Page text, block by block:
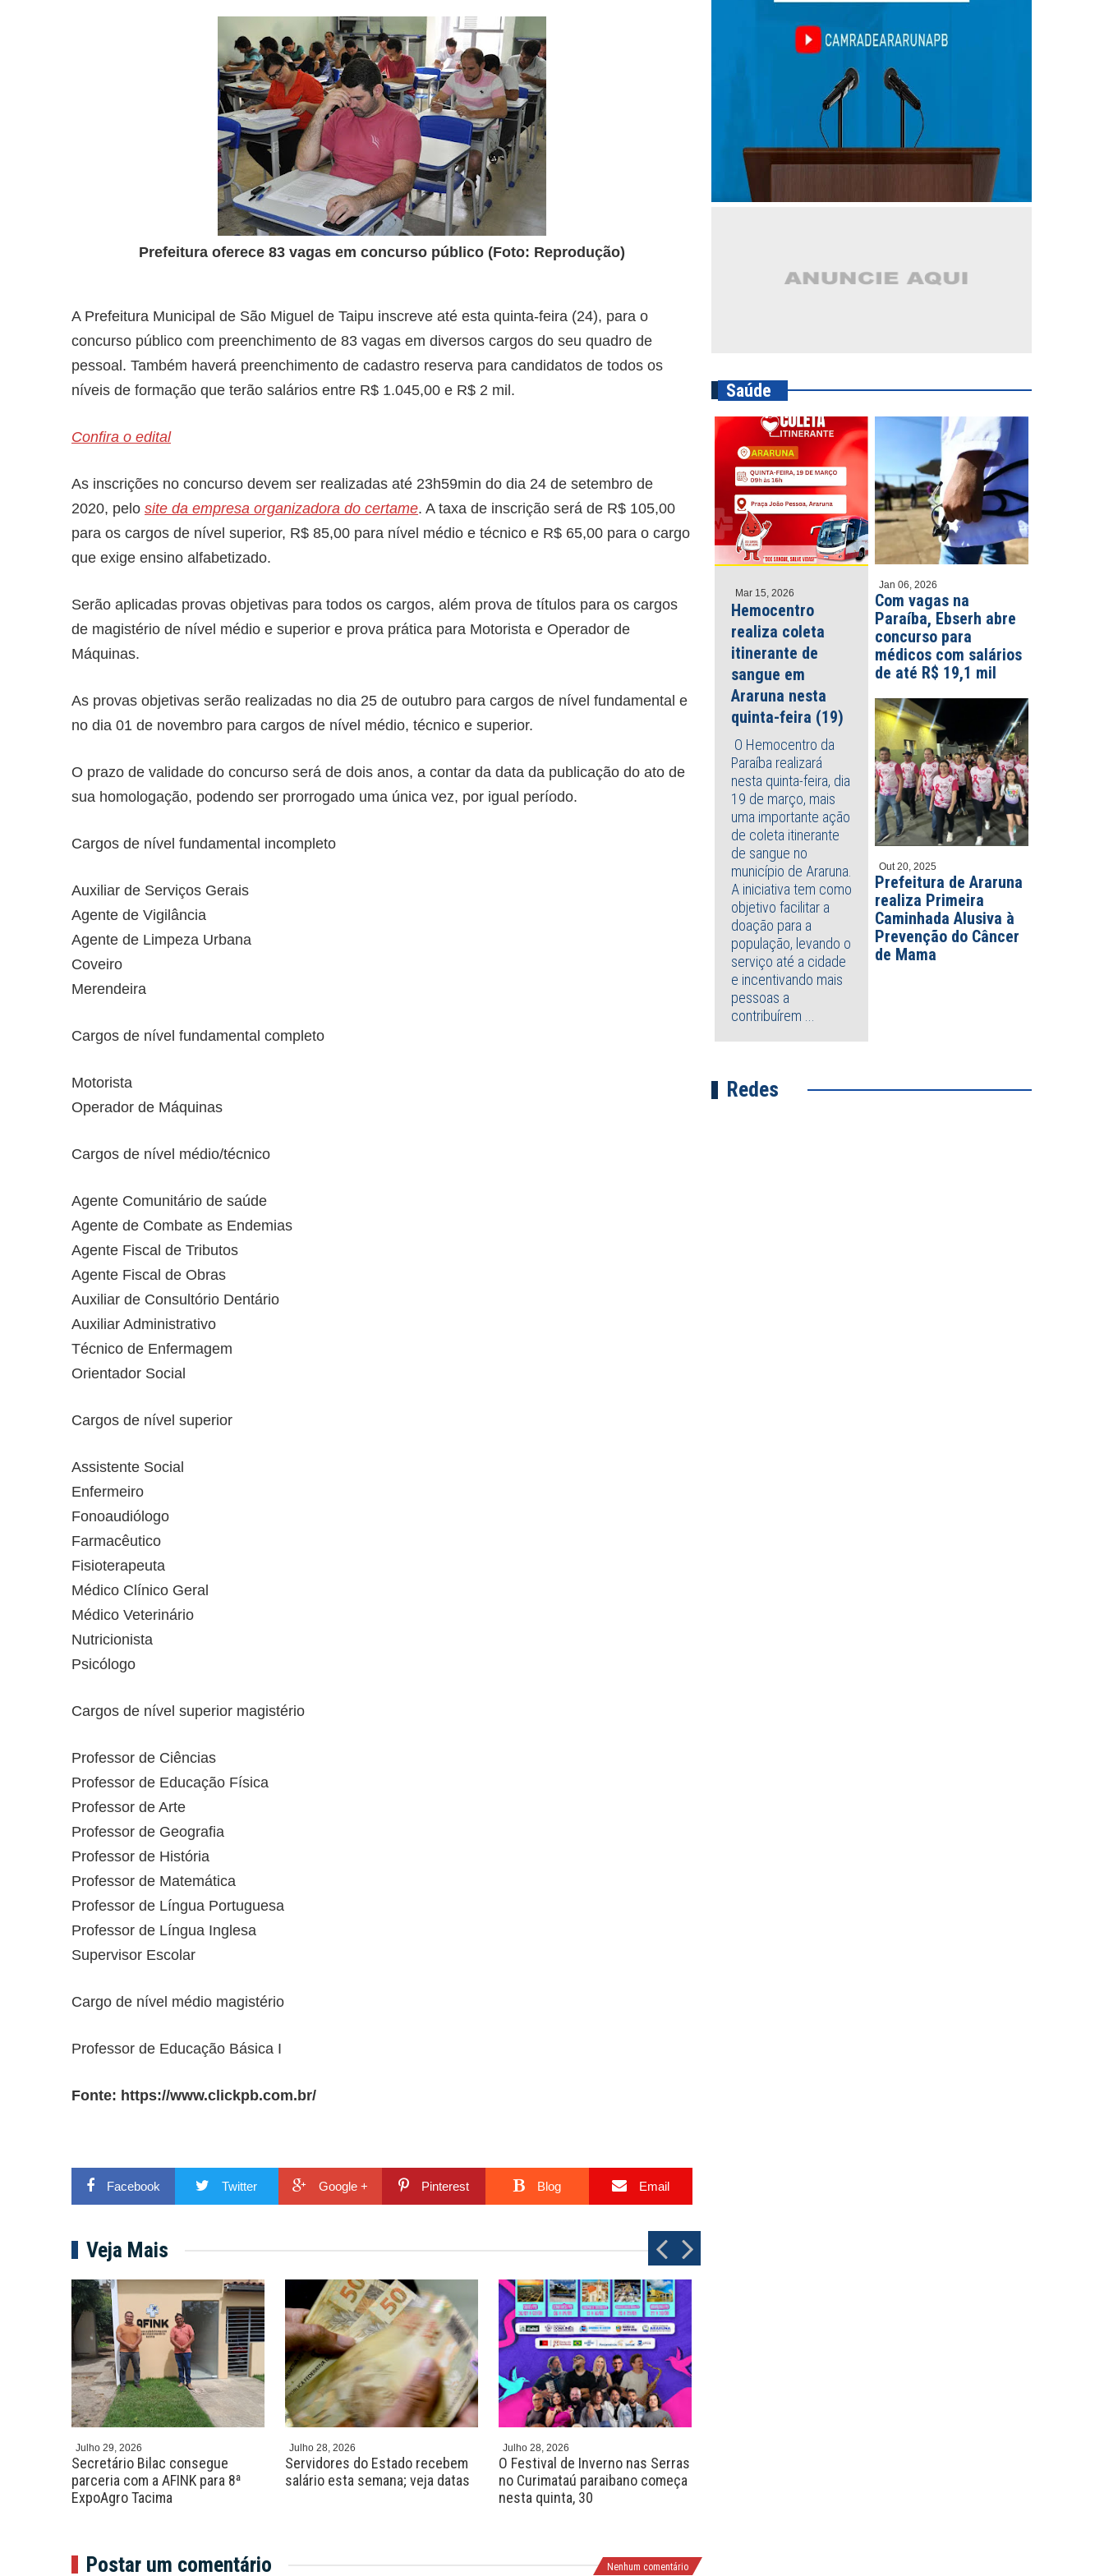
Prefeitura oferece 83 vagas em concurso público (Foto: Reprodução)
A Prefeitura Municipal de São Miguel de Taipu inscreve até esta quinta-feira (24), para o
concurso público com preenchimento de 83 vagas em diversos cargos do seu quadro de
pessoal. Também haverá preenchimento de cadastro reserva para candidatos de todos os
níveis de formação que terão salários entre R$ 1.045,00 e R$ 2 mil.
Confira o edital
As inscrições no concurso devem ser realizadas até 23h59min do dia 24 de setembro de
2020, pelo site da empresa organizadora do certame. A taxa de inscrição será de R$ 105,00
para os cargos de nível superior, R$ 85,00 para nível médio e técnico e R$ 65,00 para o cargo
que exige ensino alfabetizado.
Serão aplicadas provas objetivas para todos os cargos, além prova de títulos para os cargos
de magistério de nível médio e superior e prova prática para Motorista e Operador de
Máquinas.
As provas objetivas serão realizadas no dia 25 de outubro para cargos de nível fundamental e
no dia 01 de novembro para cargos de nível médio, técnico e superior.
O prazo de validade do concurso será de dois anos, a contar da data da publicação do ato de
sua homologação, podendo ser prorrogado uma única vez, por igual período.
Cargos de nível fundamental incompleto
Auxiliar de Serviços Gerais
Agente de Vigilância
Agente de Limpeza Urbana
Coveiro
Merendeira
Cargos de nível fundamental completo
Motorista
Operador de Máquinas
Cargos de nível médio/técnico
Agente Comunitário de saúde
Agente de Combate as Endemias
Agente Fiscal de Tributos
Agente Fiscal de Obras
Auxiliar de Consultório Dentário
Auxiliar Administrativo
Técnico de Enfermagem
Orientador Social
Cargos de nível superior
Assistente Social
Enfermeiro
Fonoaudiólogo
Farmacêutico
Fisioterapeuta
Médico Clínico Geral
Médico Veterinário
Nutricionista
Psicólogo
Cargos de nível superior magistério
Professor de Ciências
Professor de Educação Física
Professor de Arte
Professor de Geografia
Professor de História
Professor de Matemática
Professor de Língua Portuguesa
Professor de Língua Inglesa
Supervisor Escolar
Cargo de nível médio magistério
Professor de Educação Básica I
Fonte: https://www.clickpb.com.br/
Facebook Twitter Google + Pinterest Blog Email
Veja Mais
Julho 29, 2026
Secretário Bilac consegue
parceria com a AFINK para 8ª
ExpoAgro Tacima
Julho 28, 2026
Servidores do Estado recebem
salário esta semana; veja datas
Julho 28, 2026
O Festival de Inverno nas Serras
no Curimataú paraibano começa
nesta quinta, 30
P
r
e
v
N
x
t
Postar um comentário Nenhum comentário
Saúde
Mar 15, 2026
Hemocentro
realiza coleta
itinerante de
sangue em
Araruna nesta
quinta-feira (19)
O Hemocentro da
Paraíba realizará
nesta quinta-feira, dia
19 de março, mais
uma importante ação
de coleta itinerante
de sangue no
município de Araruna.
A iniciativa tem como
objetivo facilitar a
doação para a
população, levando o
serviço até a cidade
e incentivando mais
pessoas a
contribuírem ...
Jan 06, 2026
Com vagas na
Paraíba, Ebserh abre
concurso para
médicos com salários
de até R$ 19,1 mil
Out 20, 2025
Prefeitura de Araruna
realiza Primeira
Caminhada Alusiva à
Prevenção do Câncer
de Mama
Redes